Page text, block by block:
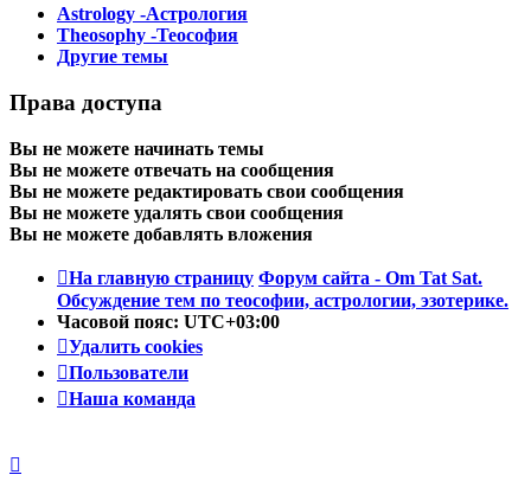
Astrology -Астрология
Theosophy -Теософия
Другие темы
Права доступа
Вы не можете начинать темы
Вы не можете отвечать на сообщения
Вы не можете редактировать свои сообщения
Вы не можете удалять свои сообщения
Вы не можете добавлять вложения
На главную страницу Форум сайта - Om Tat Sat.
Обсуждение тем по теософии, астрологии, эзотерике.
Часовой пояс: UTC+03:00
Удалить cookies
Пользователи
Наша команда